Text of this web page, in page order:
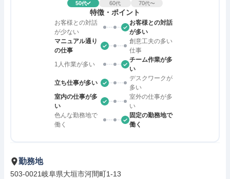
50代 60代 70代〜
特徴・ポイント
お客様との対話
が少ない
お客様との対話
が多い
マニュアル通り
の仕事
創意工夫の多い
仕事
1人作業が多い
チーム作業が多
い
立ち仕事が多い
デスクワークが
多い
室内の仕事が多
い
室外の仕事が多
い
色んな勤務地で
働く
固定の勤務地で
働く
勤務地
503-0021岐阜県大垣市河間町1-13